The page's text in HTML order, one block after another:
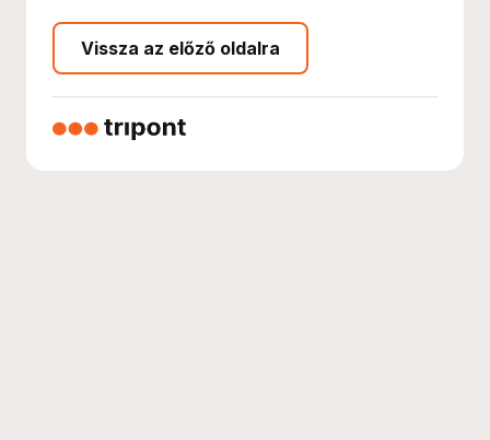
Vissza az előző oldalra